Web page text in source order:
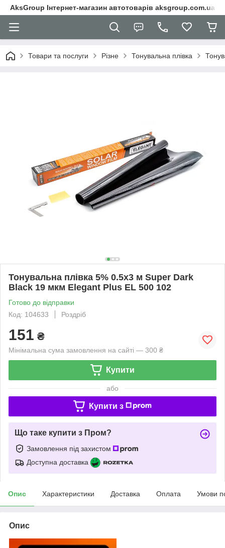
AksGroup Інтернет-магазин автотоварів aksgroup.com.ua
Товари та послуги Різне Тонувальна плівка
Тонувальна плівка 5% 0.5х3 м Super Dark
Black 19 мкм Elegant Plus EL 500 102
Готово до відправки
Код: 104633
Роздріб
151 ₴
Мінімальна сума замовлення на сайті — 300 ₴
Купити
або
Купити з
Що таке купити з Пром?
Замовлення під захистом
Доступна доставка
Опис Характеристики Доставка Оплата Умови
Опис